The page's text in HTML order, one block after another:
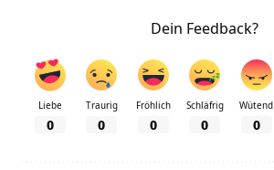
Dein Feedback?
Liebe
0
Traurig
0
Fröhlich
0
Schläfrig
0
Wütend
0